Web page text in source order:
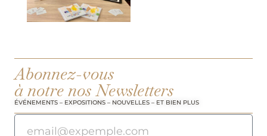
Abonnez-vous
à notre nos Newsletters
ÉVÉNEMENTS – EXPOSITIONS – NOUVELLES – ET BIEN PLUS